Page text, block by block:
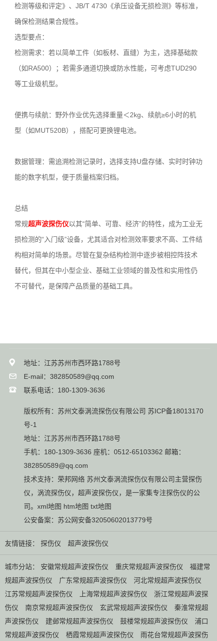
检测等级和评定》、JB/T 4730《承压设备无损检测》等标准，
确保检测结果合规性。
选型要点：
检测需求：若以简单工件（如板材、直缝）为主，选择基础款
（如RA500）；若需多通道切换或防水性能，可考虑TUD290
等工业级机型。
便携与续航：野外作业优先选择重量＜2kg、续航≥6小时的机
型（如MUT520B），搭配可更换锂电池。
数据管理：需追溯检测记录时，选择支持U盘存储、实时时钟功
能的数字机型，便于质量档案归档。
总结
常规超声波探伤仪以其“简单、可靠、经济”的特性，成为工业无
损检测的“入门级”设备，尤其适合对检测效率要求不高、工件结
构相对简单的场景。尽管在复杂结构检测中逐步被相控阵技术
替代，但其在中小型企业、基础工业领域的普及性和实用性仍
不可替代，是保障产品质量的基础工具。
地址：江苏苏州市西环路1788号
E-mail：382850589@qq.com
联系电话：180-1309-3636
版权所有：苏州文泰涡流探伤仪有限公司 苏ICP备18013170
号-1
地址：江苏苏州市西环路1788号
手机：180-1309-3636 座机：0512-65103362 邮箱：
382850589@qq.com
技术支持： 荣邦网络苏州文泰涡流探伤仪有限公司主营探伤
仪， 涡流探伤仪， 超声波探伤仪，是一家集专注探伤仪的公
司。 xml地图 htm地图 txt地图
公安备案： 苏公网安备32050602013779号
友情链接： 探伤仪 超声波探伤仪
城市分站： 安徽常规超声波探伤仪 重庆常规超声波探伤仪
福建常
规超声波探伤仪
广东常规超声波探伤仪
河北常规超声波探伤仪
江苏常规超声波探伤仪
上海常规超声波探伤仪
浙江常规超声波探
伤仪
南京常规超声波探伤仪 玄武常规超声波探伤仪
秦淮常规超
声波探伤仪
建邺常规超声波探伤仪 鼓楼常规超声波探伤仪
浦口
常规超声波探伤仪
栖霞常规超声波探伤仪 雨花台常规超声波探伤